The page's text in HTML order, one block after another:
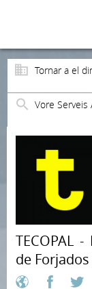
Tornar a el
Vore Serveis
TECOPAL
de Forjados